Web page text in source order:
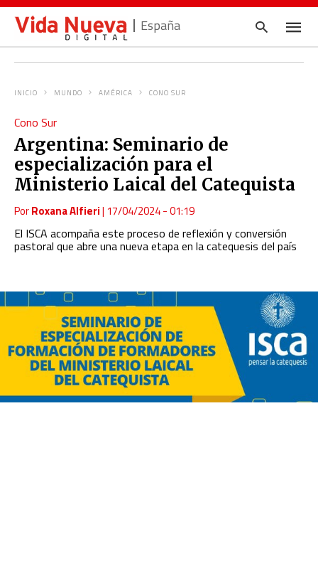
España
INICIO MUNDO AMÉRICA CONO SUR
Cono Sur
Argentina: Seminario de
especialización para el
Ministerio Laical del Catequista
PorRoxana Alfieri| 17/04/2024 - 01:19
El ISCA acompaña este proceso de reflexión y conversión
pastoral que abre una nueva etapa en la catequesis del país